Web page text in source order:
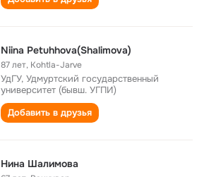
Niina Petuhhova(Shalimova)
87 лет, Kohtla-Jarve
УдГУ, Удмуртский государственный
университет (бывш. УГПИ)
Добавить в друзья
Нина Шалимова